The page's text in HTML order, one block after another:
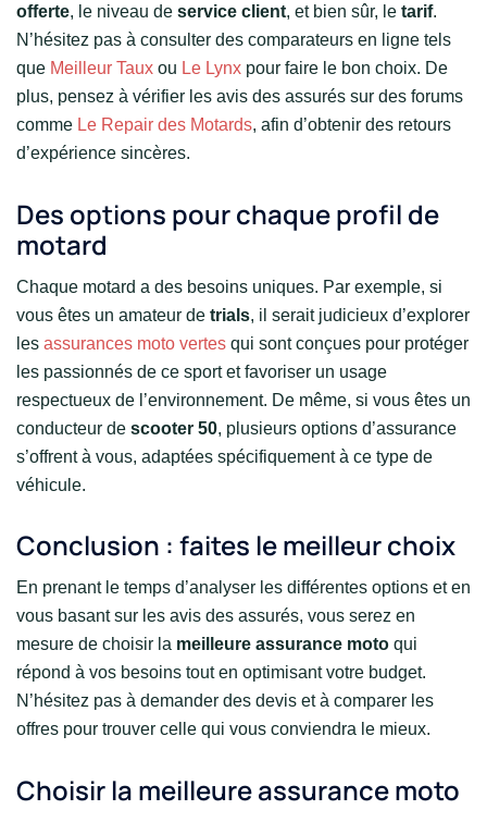
offerte, le niveau de service client, et bien sûr, le tarif.
N’hésitez pas à consulter des comparateurs en ligne tels
que Meilleur Taux ou Le Lynx pour faire le bon choix. De
plus, pensez à vérifier les avis des assurés sur des forums
comme Le Repair des Motards, afin d’obtenir des retours
d’expérience sincères.
Des options pour chaque profil de
motard
Chaque motard a des besoins uniques. Par exemple, si
vous êtes un amateur de trials, il serait judicieux d’explorer
les assurances moto vertes qui sont conçues pour protéger
les passionnés de ce sport et favoriser un usage
respectueux de l’environnement. De même, si vous êtes un
conducteur de scooter 50, plusieurs options d’assurance
s’offrent à vous, adaptées spécifiquement à ce type de
véhicule.
Conclusion : faites le meilleur choix
En prenant le temps d’analyser les différentes options et en
vous basant sur les avis des assurés, vous serez en
mesure de choisir la meilleure assurance moto qui
répond à vos besoins tout en optimisant votre budget.
N’hésitez pas à demander des devis et à comparer les
offres pour trouver celle qui vous conviendra le mieux.
Choisir la meilleure assurance moto